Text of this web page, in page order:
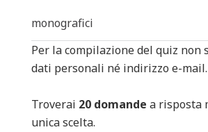
monografici
Per la compilazione del quiz non
dati personali né indirizzo e-mail.
Troverai 20 domande a risposta
unica scelta.